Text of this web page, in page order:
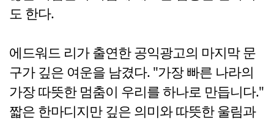
도 한다.
에드워드 리가 출연한 공익광고의 마지막 문
구가 깊은 여운을 남겼다. "가장 빠른 나라의
가장 따뜻한 멈춤이 우리를 하나로 만듭니다."
짧은 한마디지만 깊은 의미와 따뜻한 울림과